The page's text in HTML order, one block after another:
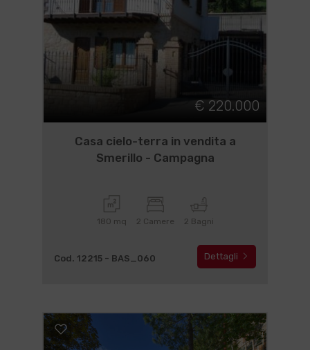
€ 220.000
Casa cielo-terra in vendita a
Smerillo - Campagna
180 mq 2 Camere 2 Bagni
Cod. 12215 - BAS_060 Dettagli